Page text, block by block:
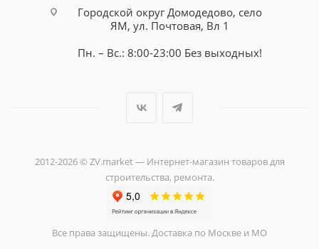
Городской округ Домодедово, село
ЯМ, ул. Почтовая, Вл 1
Пн. – Вс.: 8:00-23:00 Без выходных!
2012-2026 © ZV.market — Интернет-магазин товаров для
строительства, ремонта.
Все права защищены. Доставка по Москве и МО